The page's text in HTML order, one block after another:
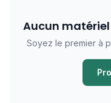
Aucun
Soyez le premier à